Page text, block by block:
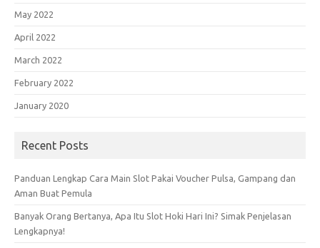
May 2022
April 2022
March 2022
February 2022
January 2020
Recent Posts
Panduan Lengkap Cara Main Slot Pakai Voucher Pulsa, Gampang dan
Aman Buat Pemula
Banyak Orang Bertanya, Apa Itu Slot Hoki Hari Ini? Simak Penjelasan
Lengkapnya!